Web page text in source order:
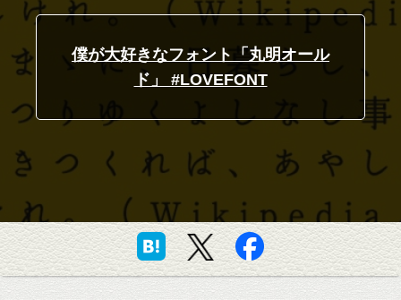
僕が大好きなフォント「丸明オール
ド」 #LOVEFONT